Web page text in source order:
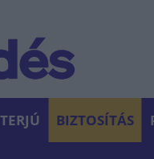
BIZTOSÍTÁS